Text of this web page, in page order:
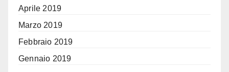
Aprile 2019
Marzo 2019
Febbraio 2019
Gennaio 2019